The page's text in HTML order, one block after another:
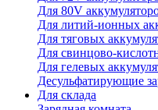
Для 80V
Для литий-ионных
Для тяговых
Для свинцово-
Для гелевых
Десульфатирующие
Для склада